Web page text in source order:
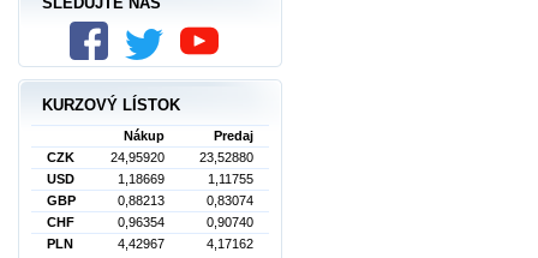
KURZOVÝ LÍSTOK
Nákup
Predaj
CZK
24,95920
23,52880
USD
1,18669
1,11755
GBP
0,88213
0,83074
CHF
0,96354
0,90740
PLN
4,42967 4,17162